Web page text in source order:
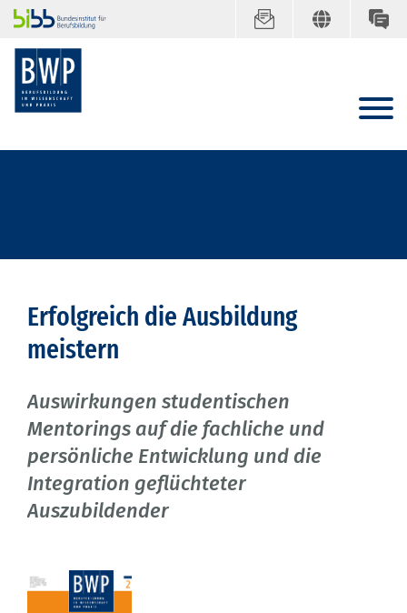
Erfolgreich die Ausbildung
meistern
Auswirkungen studentischen
Mentorings auf die fachliche und
persönliche Entwicklung und die
Integration geflüchteter
Auszubildender